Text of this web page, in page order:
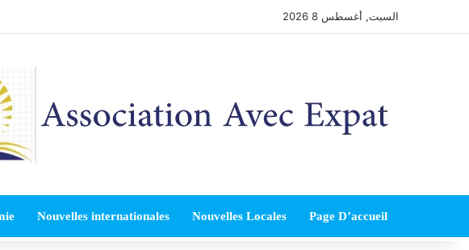
السبت, أغسطس 8 2026
Page D’accueil
Nouvelles Locales
Nouvelles internationales